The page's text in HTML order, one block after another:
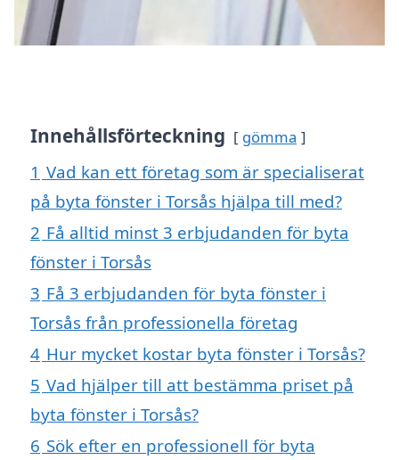
Innehållsförteckning gömma
1 Vad kan ett företag som är specialiserat
på byta fönster i Torsås hjälpa till med?
2 Få alltid minst 3 erbjudanden för byta
fönster i Torsås
3 Få 3 erbjudanden för byta fönster i
Torsås från professionella företag
4 Hur mycket kostar byta fönster i Torsås?
5 Vad hjälper till att bestämma priset på
byta fönster i Torsås?
6 Sök efter en professionell för byta